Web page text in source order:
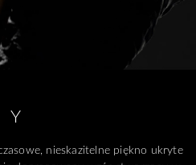
Y
nieskazitelne piękno ukryte